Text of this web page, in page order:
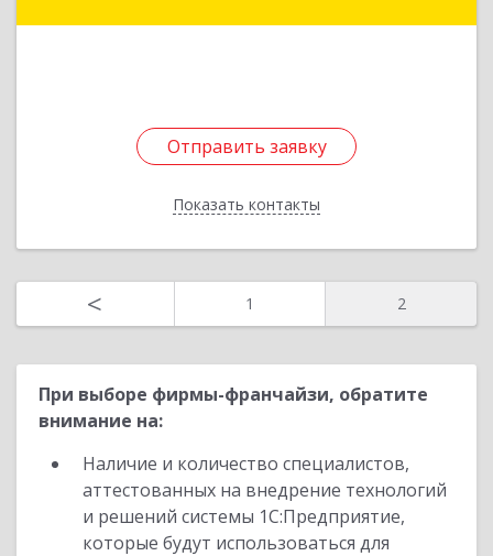
Отправить заявку
Показать контакты
Отправить заявку
Назад
< 1 2
При выборе фирмы-франчайзи, обратите
внимание на:
Наличие и количество специалистов,
аттестованных на внедрение технологий
и решений системы 1С:Предприятие,
которые будут использоваться для